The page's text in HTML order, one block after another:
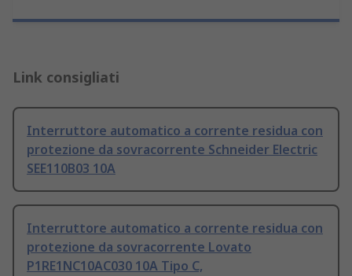
Link consigliati
Interruttore automatico a corrente residua con
protezione da sovracorrente Schneider Electric
SEE110B03 10A
Interruttore automatico a corrente residua con
protezione da sovracorrente Lovato
P1RE1NC10AC030 10A Tipo C,